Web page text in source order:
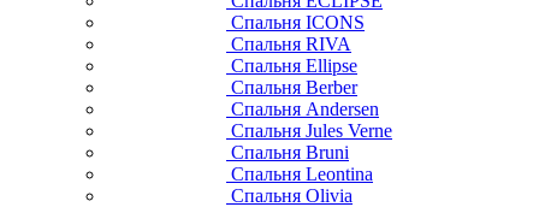
Спальня ICONS
Спальня RIVA
Спальня Ellipse
Спальня Berber
Спальня Andersen
Спальня Jules Verne
Спальня Bruni
Спальня Leontina
Спальня Olivia